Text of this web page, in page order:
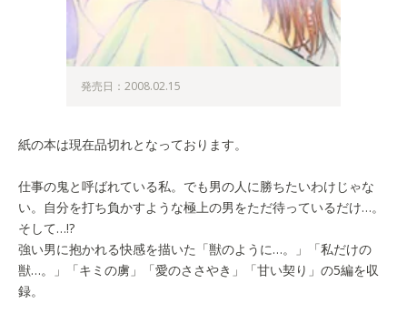
発売日：2008.02.15
紙の本は現在品切れとなっております。
仕事の鬼と呼ばれている私。でも男の人に勝ちたいわけじゃな
い。自分を打ち負かすような極上の男をただ待っているだけ…。
そして…!?
強い男に抱かれる快感を描いた「獣のように…。」「私だけの
獣…。」「キミの虜」「愛のささやき」「甘い契り」の5編を収
録。